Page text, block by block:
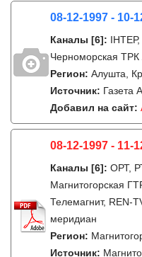
08-12-1997 - 10-
Каналы [6]:
Черноморская ТРК
Регион: Алушта,
Источник: Газета
Добавил на сайт:
08-12-1997 - 11-
Каналы [6]: ОРТ,
Магнитогорская
Телемагнит, REN-
меридиан
Регион:
Источник: